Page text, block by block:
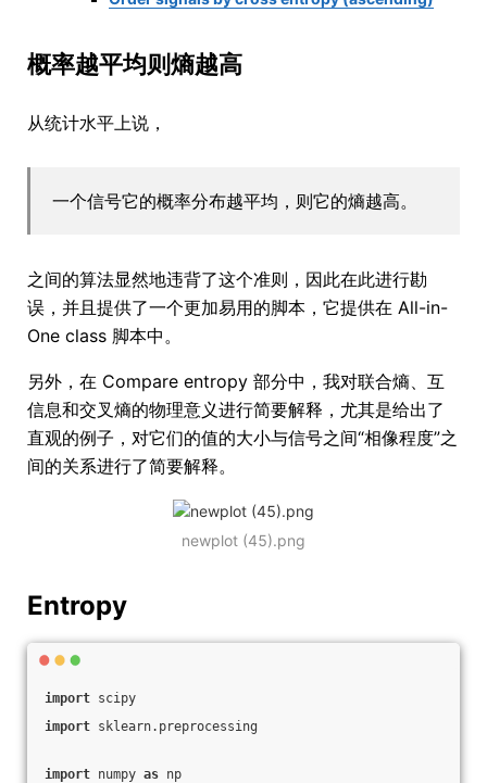
概率越平均则熵越高
从统计水平上说，
一个信号它的概率分布越平均，则它的熵越高。
之间的算法显然地违背了这个准则，因此在此进行勘
误，并且提供了一个更加易用的脚本，它提供在 All-in-
One class 脚本中。
另外，在 Compare entropy 部分中，我对联合熵、互
信息和交叉熵的物理意义进行简要解释，尤其是给出了
直观的例子，对它们的值的大小与信号之间“相像程度”之
间的关系进行了简要解释。
newplot (45).png
Entropy
import scipy
import sklearn.preprocessing
import numpy as np